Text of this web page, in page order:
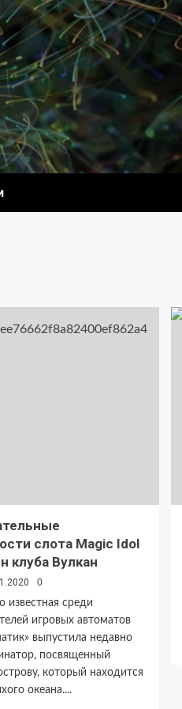
слота Magic Idol
клуба Вулкан
0
известная среди
игровых автоматов
выпустила недавно
посвященный
который находится
океана....